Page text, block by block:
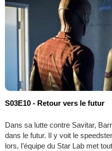
S03E10 - Retour vers le futur
Dans sa lutte contre Savitar,
dans le futur. Il y voit le
lors, l’équipe du Star Lab met